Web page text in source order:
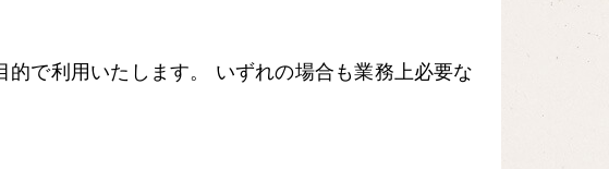
で利用いたします。 いずれの場合も業務上必要な